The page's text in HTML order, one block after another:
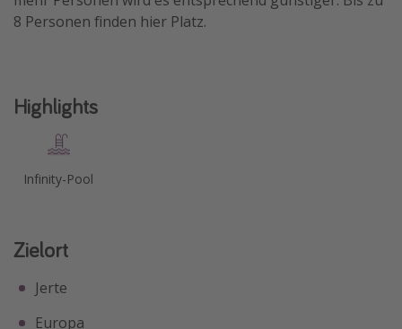
8 Personen finden hier Platz.
Highlights
Infinity-Pool
Zielort
Jerte
Europa